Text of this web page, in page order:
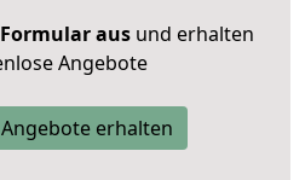
ausund erhalten
Angebote
erhalten